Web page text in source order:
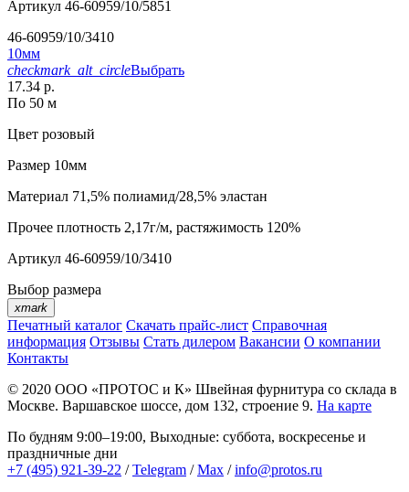
Артикул 46-60959/10/5851
46-60959/10/3410
10мм
checkmark_alt_circleВыбрать
17.34 р.
По 50 м
Цвет розовый
Размер 10мм
Материал 71,5% полиамид/28,5% эластан
Прочее плотность 2,17г/м, растяжимость 120%
Артикул 46-60959/10/3410
Выбор размера
xmark
Печатный каталог Скачать прайс-лист Справочная
информация Отзывы Стать дилером Вакансии О компании
Контакты
© 2020 ООО «ПРОТОС и К» Швейная фурнитура со склада в
Москве. Варшавское шоссе, дом 132, строение 9. На карте
По будням 9:00–19:00, Выходные: суббота, воскресенье и
праздничные дни
+7 (495) 921-39-22 /Telegram /Max /info@protos.ru